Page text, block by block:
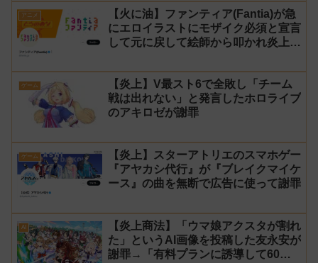
アニメ
【火に油】ファンティア(Fantia)が急
にエロイラストにモザイク必須と宣言
して元に戻して絵師から叩かれ炎上し
ゲーム
【炎上】V最スト6で全敗し「チーム
戦は出れない」と発言したホロライブ
のアキロゼが謝罪
ゲーム
【炎上】スターアトリエのスマホゲー
『アヤカシ代行』が『ブレイクマイケ
ース』の曲を無断で広告に使って謝罪
AI
【炎上商法】「ウマ娘アクスタが割れ
た」というAI画像を投稿した友永安が
謝罪→「有料プランに誘導して60万